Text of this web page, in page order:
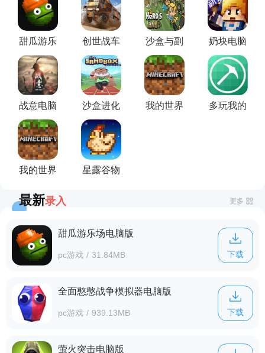
甜瓜游乐
场电脑版
创世战车
电脑版
沙盒与副
本电脑版
奶块电脑
版
战意电脑
版
沙盒进化
电脑版
我的世界
多玩我的
我的世界
星露谷物
更多
最新录入
甜瓜游乐场电脑版
pc游戏 / 31.84MB 下载
全面憨憨战争模拟器电脑版
pc游戏 / 939.13MB 下载
萤火突击电脑版